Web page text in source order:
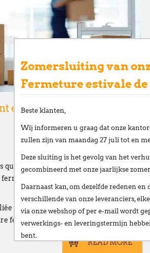
et fermeture estivale de
que nos bureaux seront
au
déménagement de notre
fermeture estivale annuelle
READ MORE
Zomersluiting van
Fermeture estivale
Beste klanten,
Wij informeren u graag dat onze
zullen zijn vanmaandag 27 juli tot en
Deze sluiting is het gevolg van het
gecombineerd met onzejaarlijkse
Daarnaast kan, om dezelfde redenen
verschillende van onze leveranciers,
via onze webshop of per e-mailwordt
verwerkings- en leveringstermijn
bent.